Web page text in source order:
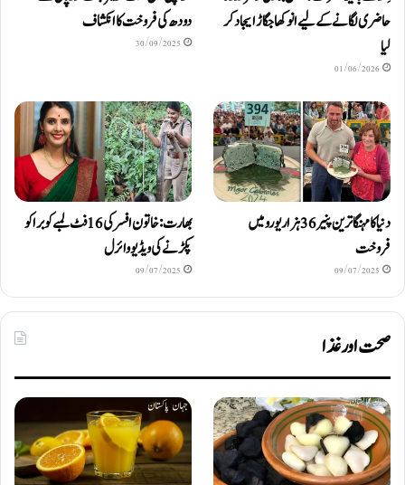
حاضری لگانے کے لیے انوکھا جگاڑ ایجاد کر
لیا
01/06/2026
دودھ کی فروخت کا انکشاف
30/09/2025
دنیا کا مہنگا ترین پنیر 36 ہزار یورو میں
فروخت
09/07/2025
بھارت: خاتون افسر کی 16 فٹ لمبے کوبرا کو
پکڑنے کی ویڈیو وائرل
09/07/2025
صحت اور غذا